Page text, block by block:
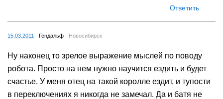
Ответить
15.03.2011 Гендальф Новосибирск
Ну наконец то зрелое выражение мыслей по поводу
робота. Просто на нем нужно научится ездить и будет
счастье. У меня отец на такой королле ездит, и тупости
в переключениях я никогда не замечал. Да и батя не